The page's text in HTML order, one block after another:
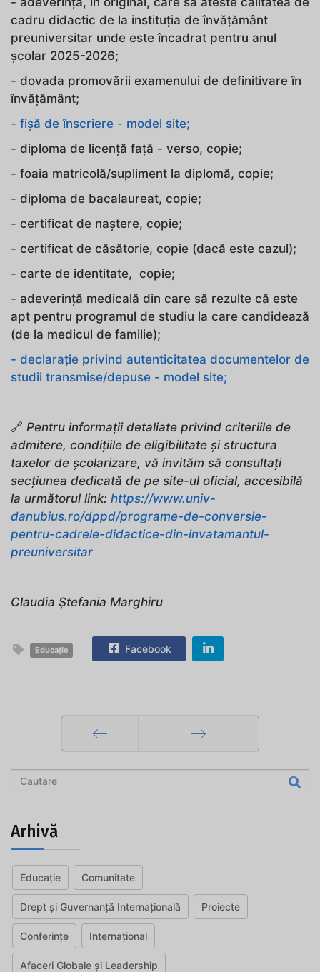
cadru didactic de la instituția de învățământ
preuniversitar unde este încadrat pentru anul
școlar 2025-2026;
- dovada promovării examenului de definitivare în
învățământ;
- fișă de înscriere - model site;
- diploma de licență față - verso, copie;
- foaia matricolă/supliment la diplomă, copie;
- diploma de bacalaureat, copie;
- certificat de naştere, copie;
- certificat de căsătorie, copie (dacă este cazul);
- carte de identitate, copie;
- adeverinţă medicală din care să rezulte că este
apt pentru programul de studiu la care candidează
(de la medicul de familie);
- declarație privind autenticitatea documentelor de
studii transmise/depuse - model site;
🔗 Pentru informații detaliate privind criteriile de
admitere, condițiile de eligibilitate și structura
taxelor de școlarizare, vă invităm să consultați
secțiunea dedicată de pe site-ul oficial, accesibilă
la următorul link: https://www.univ-
danubius.ro/dppd/programe-de-conversie-
pentru-cadrele-didactice-din-invatamantul-
preuniversitar
Claudia Ștefania Marghiru
Educație Facebook
Prec Mai departe
Arhivă
Educație Comunitate
Drept și Guvernanță Internațională Proiecte
Conferințe Internațional
Afaceri Globale și Leadership